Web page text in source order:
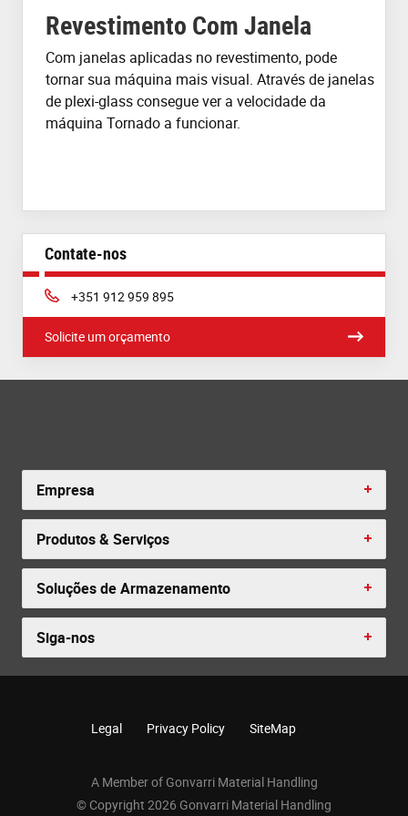
Revestimento Com Janela
Com janelas aplicadas no revestimento, pode
tornar sua máquina mais visual. Através de janelas
de plexi-glassconsegue vera velocidade da
máquina Tornado a funcionar.
Contate-nos
Phone:
+351 912 959 895
Solicite um orçamento
Empresa
Produtos & Serviços
Soluções de Armazenamento
Siga-nos
Legal Privacy Policy SiteMap
A Member of Gonvarri Material Handling
© Copyright 2026 Gonvarri Material Handling